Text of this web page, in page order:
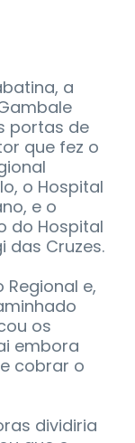
a
portas de
que fez o
o Hospital
e o
do Hospital
das Cruzes.
e,
os
embora
cobrar o
dividiria